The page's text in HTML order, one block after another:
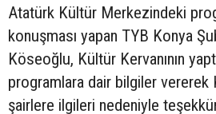
Atatürk Kültür Merkezindeki
konuşması yapan TYB Konya
Köseoğlu, Kültür Kervanının
programlara dair bilgiler vererek
şairlere ilgileri nedeniyle